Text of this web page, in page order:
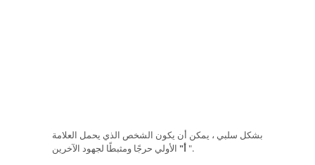
بشكل سلبي ، يمكن أن يكون الشخص الذي يحمل العلامة
" أ" الأولي حرجًا ومثبطًا لجهود الآخرين.